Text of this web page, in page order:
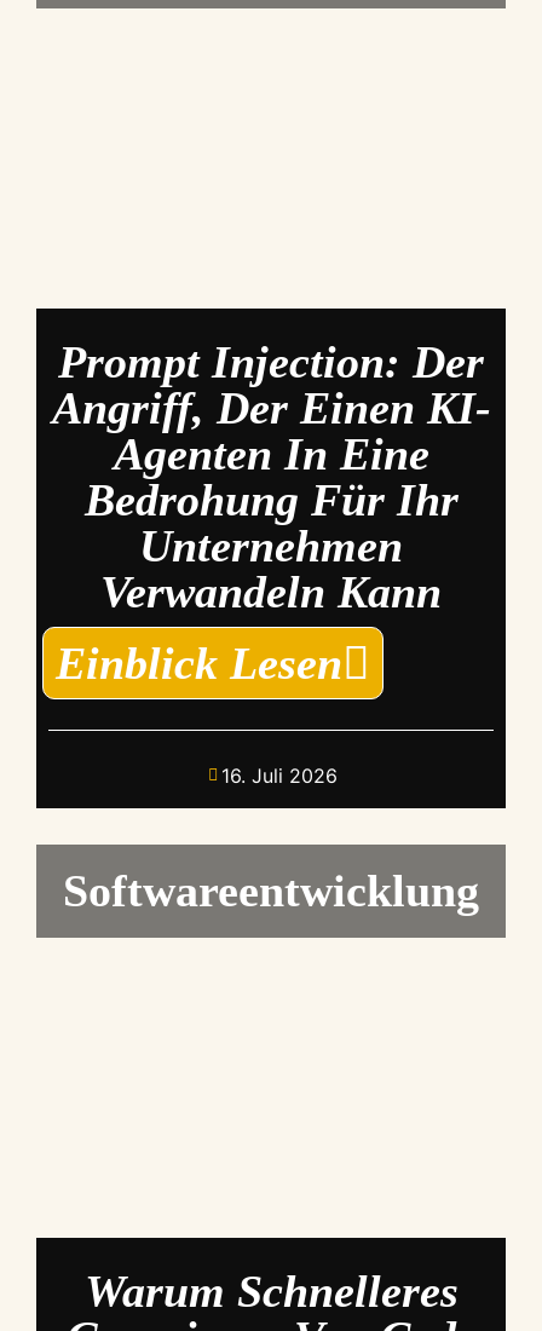
Prompt Injection: Der
Angriff, Der Einen KI-
Agenten In Eine
Bedrohung Für Ihr
Unternehmen
Verwandeln Kann
Einblick Lesen
16. Juli 2026
Softwareentwicklung
Warum Schnelleres